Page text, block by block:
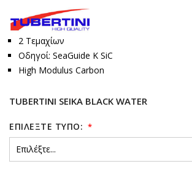
2 Τεμαχίων
Οδηγοί: SeaGuide K SiC
High Modulus Carbon
TUBERTINI SEIKA BLACK WATER
ΕΠΙΛΈΞΤΕ ΤΎΠΟ: